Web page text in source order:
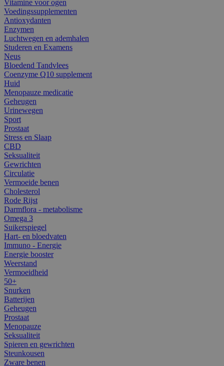
Vitamine voor ogen
Voedingssupplementen
Antioxydanten
Enzymen
Luchtwegen en ademhalen
Studeren en Examens
Neus
Bloedend Tandvlees
Coenzyme Q10 supplement
Huid
Menopauze medicatie
Geheugen
Urinewegen
Sport
Prostaat
Stress en Slaap
CBD
Seksualiteit
Gewrichten
Circulatie
Vermoeide benen
Cholesterol
Rode Rijst
Darmflora - metabolisme
Omega 3
Suikerspiegel
Hart- en bloedvaten
Immuno - Energie
Energie booster
Weerstand
Vermoeidheid
50+
Snurken
Batterijen
Geheugen
Prostaat
Menopauze
Seksualiteit
Spieren en gewrichten
Steunkousen
Zware benen